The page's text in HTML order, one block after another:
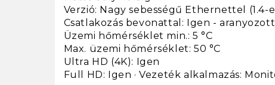
Verzió: Nagy sebességű Ethernettel (1.4-
Csatlakozás bevonattal: Igen - aranyozott
Üzemi hőmérséklet min.: 5 °C
Max. üzemi hőmérséklet: 50 °C
Ultra HD (4K): Igen
Full HD: Igen · Vezeték alkalmazás: